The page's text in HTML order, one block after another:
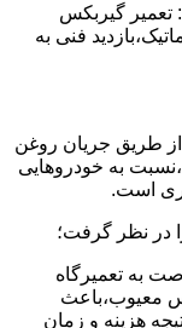
تعمیر گیربکس
فنی به
از طریق جریان روغن
به خودروهایی
است.
در نظر گرفت؛
به تعمیرگاه
معیوب،باعث
هزینه و زمان